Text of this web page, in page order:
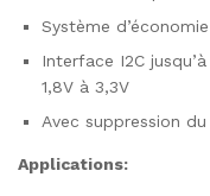
Système
Interface I2C
1,8V à 3,3V
Avec suppression
Applications: